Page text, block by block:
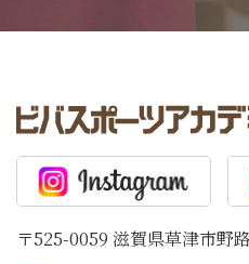
〒525-0059 滋賀県草津市野